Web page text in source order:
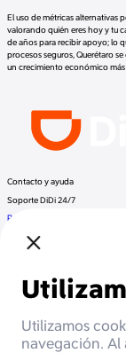
El uso de métricas alternativas
valorando quién eres hoy y tu
de años para recibir apoyo; lo
procesos seguros, Querétaro
un crecimiento económico
Contacto y ayuda
Soporte DiDi 24/7
Preguntas frecuentes
Llama a DiDi Finance al:
DiDi Pasajero
DiDi Conductor
Beneficios
Soporte DiDi
Respaldada por Mastercard